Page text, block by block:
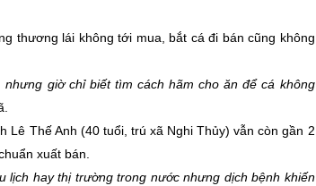
thương lái không tới mua, bắt cá đi bán cũng không
giờ chỉ biết tìm cách hãm cho ăn để cá không
Lê Thế Anh (40 tuổi, trú xã Nghi Thủy) vẫn còn gần 2
xuất bán.
lịch hay thị trường trong nước nhưng dịch bệnh khiến